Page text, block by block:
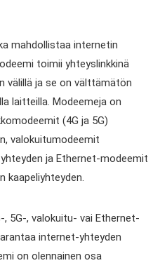
mahdollistaa internetin
toimii yhteyslinkkinä
välillä ja se on välttämätön
laitteilla. Modeemeja on
(4G ja 5G)
valokuitumodeemit
ja Ethernet-modeemit
kaapeliyhteyden.
5G-, valokuitu- vai Ethernet-
internet-yhteyden
on olennainen osa